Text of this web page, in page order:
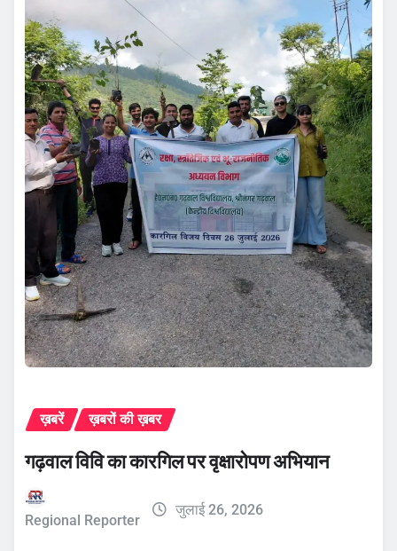
ख़बरें ख़बरों की ख़बर
गढ़वाल विवि का कारगिल पर वृक्षारोपण अभियान
Regional Reporter
जुलाई 26, 2026